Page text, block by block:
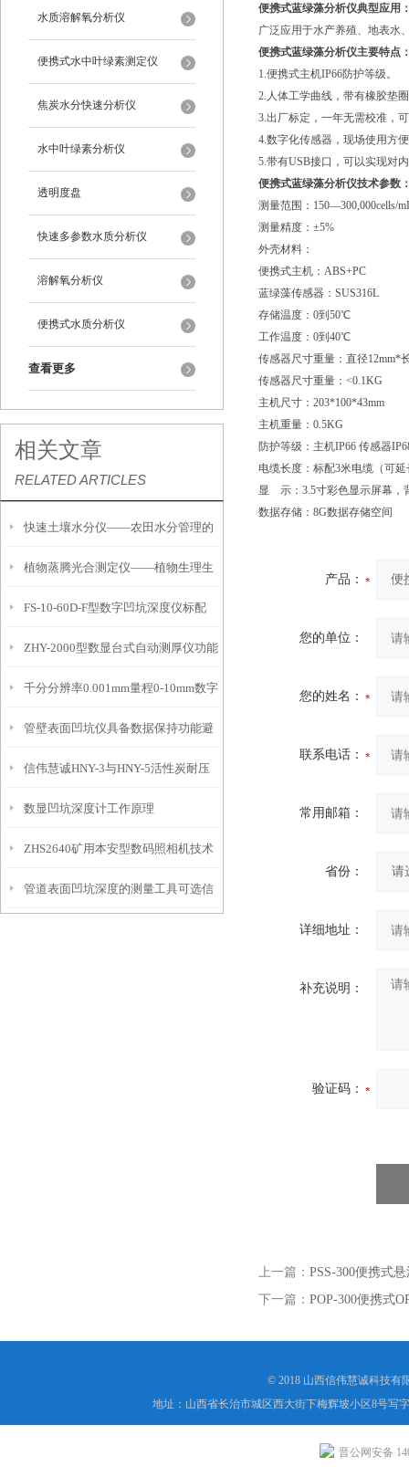
水质溶解氧分析仪
便携式水中叶绿素测定仪
焦炭水分快速分析仪
水中叶绿素分析仪
透明度盘
快速多参数水质分析仪
溶解氧分析仪
便携式水质分析仪
查看更多
相关文章
RELATED ARTICLES
快速土壤水分仪——农田水分管理的
便携式检测工具
植物蒸腾光合测定仪——植物生理生
态的实时监测设备
FS-10-60D-F型数字凹坑深度仪标配
IP54级表头分辨率0.01mm量程
10mm！
ZHY-2000型数显台式自动测厚仪功能
特点
千分分辨率0.001mm量程0-10mm数字
埋头度仪技术参数！
管壁表面凹坑仪具备数据保持功能避
免测试过程中测针移动导致数据变动
信伟慧诚HNY-3与HNY-5活性炭耐压
强度测定仪技术参数！
数显凹坑深度计工作原理
ZHS2640矿用本安型数码照相机技术
参数！
管道表面凹坑深度的测量工具可选信
便携式蓝绿藻分析仪典型应用
广泛应用于水产养殖、地表水
便携式蓝绿藻分析仪主要特点
1.便携式主机IP66防护等级。
2.人体工学曲线，带有橡胶垫
3.出厂标定，一年无需校准，
4.数字化传感器，现场使用方
5.带有USB接口，可以实现对
便携式蓝绿藻分析仪技术参数
测量范围：150—300,000cells/
测量精度：±5%
外壳材料：
便携式主机：ABS+PC
蓝绿藻传感器：SUS316L
存储温度：0到50℃
工作温度：0到40℃
传感器尺寸重量：直径12mm*
传感器尺寸重量：<0.1KG
主机尺寸：203*100*43mm
主机重量：0.5KG
防护等级：主机IP66 传感器
电缆长度：标配3米电缆（可延
显 示：3.5寸彩色显示屏幕，
数据存储：8G数据存储空间
产品：
您的单位：
您的姓名：
联系电话：
常用邮箱：
省份：
详细地址：
补充说明：
验证码：
上一篇： PSS-300便携式
下一篇： POP-300便携式
© 2018 山西信伟慧诚科技有
地址：山西省长治市城区西大街下梅辉坡小区8号写
晋公网安备